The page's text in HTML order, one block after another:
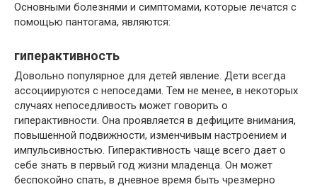
Основными болезнями и симптомами, которые лечатся с
помощью пантогама, являются:
гиперактивность
Довольно популярное для детей явление. Дети всегда
ассоциируются с непоседами. Тем не менее, в некоторых
случаях непоседливость может говорить о
гиперактивности. Она проявляется в дефиците внимания,
повышенной подвижности, изменчивым настроением и
импульсивностью. Гиперактивность чаще всего дает о
себе знать в первый год жизни младенца. Он может
беспокойно спать, в дневное время быть чрезмерно